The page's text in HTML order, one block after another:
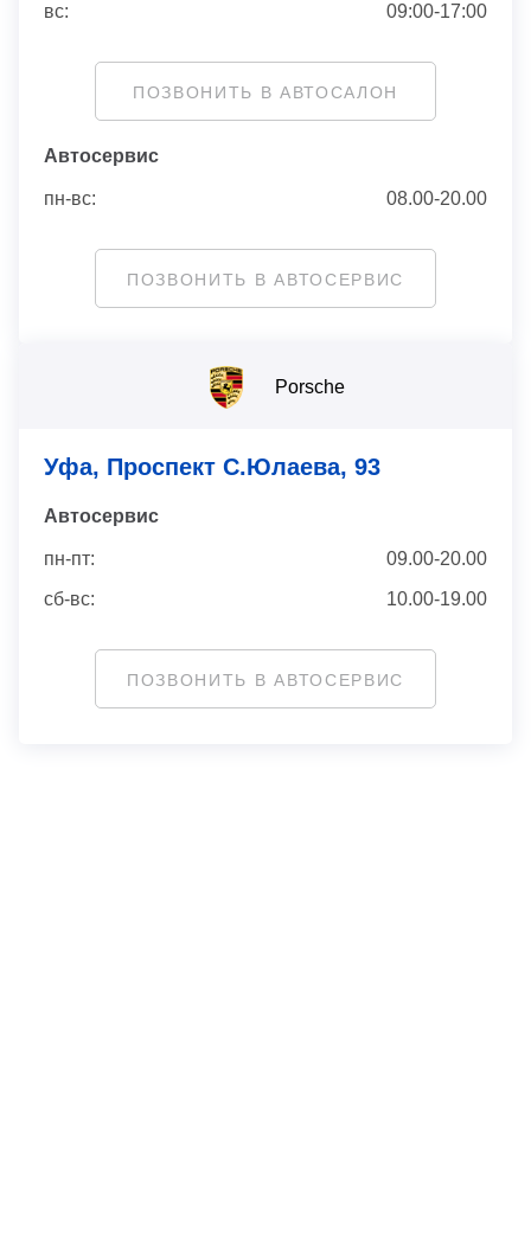
вс:
09:00-17:00
ПОЗВОНИТЬ В АВТОСАЛОН
Автосервис
пн-вс: 08.00-20.00
ПОЗВОНИТЬ В АВТОСЕРВИС
Porsche
Уфа, Проспект С.Юлаева, 93
Автосервис
пн-пт:
09.00-20.00
сб-вс:
10.00-19.00
ПОЗВОНИТЬ В АВТОСЕРВИС